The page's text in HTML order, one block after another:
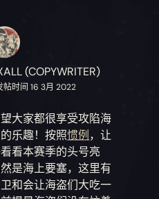
(COPYWRITER)
帖时间 16 3月 2022
大家都很享受攻陷海
乐趣！按照惯例，让
看本赛季的头号亮
是海上要塞，这里有
和会让海盗们大吃一